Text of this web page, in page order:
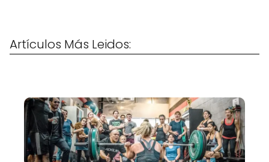
Artículos Más Leidos: